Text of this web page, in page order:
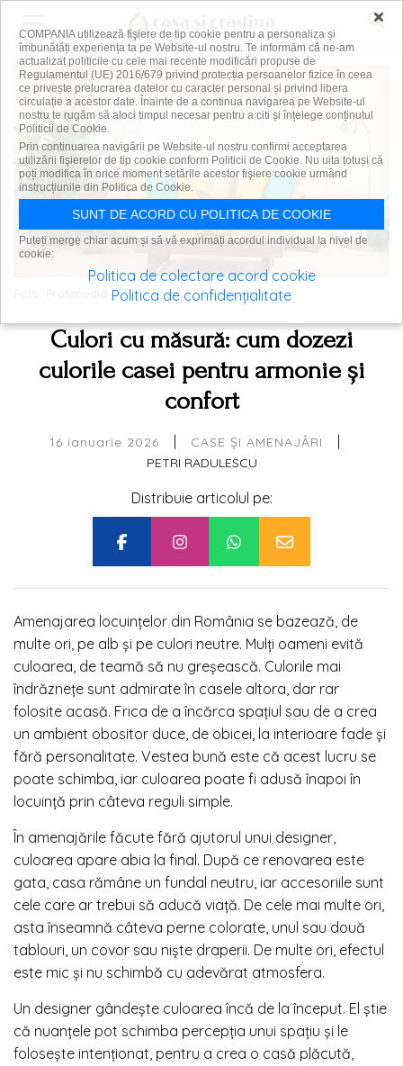
Culori cu măsură: cum dozezi
culorile casei pentru armonie și
confort
16 ianuarie 2026 CASE ȘI AMENAJĂRI
PETRI RADULESCU
Distribuie articolul pe:
Amenajarea locuințelor din România se bazează, de
multe ori, pe alb și pe culori neutre. Mulți oameni evită
culoarea, de teamă să nu greșească. Culorile mai
îndrăznețe sunt admirate în casele altora, dar rar
folosite acasă. Frica de a încărca spațiul sau de a crea
un ambient obositor duce, de obicei, la interioare fade și
fără personalitate. Vestea bună este că acest lucru se
poate schimba, iar culoarea poate fi adusă înapoi în
locuință prin câteva reguli simple.
În amenajările făcute fără ajutorul unui designer,
culoarea apare abia la final. După ce renovarea este
gata, casa rămâne un fundal neutru, iar accesoriile sunt
cele care ar trebui să aducă viață. De cele mai multe ori,
asta înseamnă câteva perne colorate, unul sau două
tablouri, un covor sau niște draperii. De multe ori, efectul
este mic și nu schimbă cu adevărat atmosfera.
Un designer gândește culoarea încă de la început. El știe
că nuanțele pot schimba percepția unui spațiu și le
folosește intenționat, pentru a crea o casă plăcută,
×
COMPANIA utilizează fişiere de tip cookie pentru a personaliza și
îmbunătăți experiența ta pe Website-ul nostru. Te informăm că ne-am
actualizat politicile cu cele mai recente modificări propuse de
Regulamentul (UE) 2016/679 privind protecția persoanelor fizice în ceea
ce privește prelucrarea datelor cu caracter personal și privind libera
circulație a acestor date. Înainte de a continua navigarea pe Website-ul
nostru te rugăm să aloci timpul necesar pentru a citi și înțelege conținutul
Politicii de Cookie.
Prin continuarea navigării pe Website-ul nostru confirmi acceptarea
utilizării fişierelor de tip cookie conform Politicii de Cookie. Nu uita totuși că
poți modifica în orice moment setările acestor fişiere cookie urmând
instrucțiunile din Politica de Cookie.
SUNT DE ACORD CU POLITICA DE COOKIE
Puteți merge chiar acum și să vă exprimați acordul individual la nivel de
cookie:
Politica de colectare acord cookie
Politica de confidențialitate